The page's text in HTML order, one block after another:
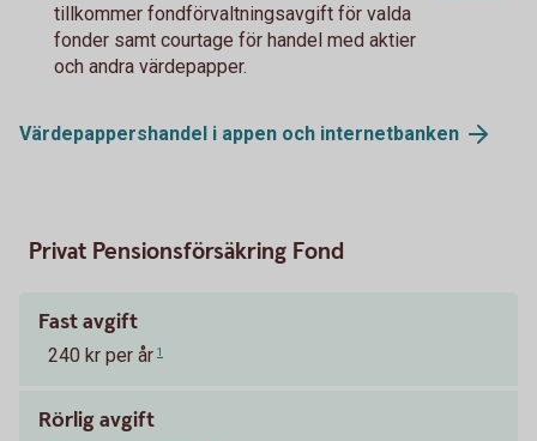
tillkommer fondförvaltningsavgift för valda
fonder samt courtage för handel med aktier
och andra värdepapper.
Värdepappershandel i appen och internetbanken
Privat Pensionsförsäkring Fond
Fast avgift
240 kr per år 1
Rörlig avgift